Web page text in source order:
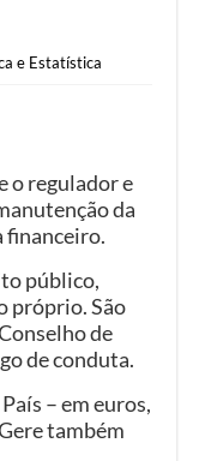
e Estatística
o regulador e
da
financeiro.
público,
próprio. São
de
de conduta.
– em euros,
também